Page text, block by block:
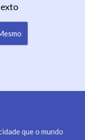
que o mundo